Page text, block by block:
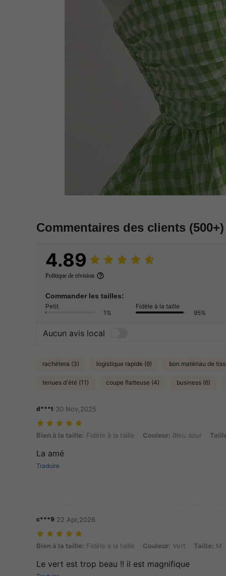
Commentaires des clients (500+)
4.89
Politique de révision
Commander les tailles:
Petit
1%
Fidèle à la taille
95%
Aucun avis local
rachètera (3) logistique rapide (9) bon matériau de
tenues d'été (11) coupe flatteuse (4) business (6)
d***t 30 Nov,2025
Bien à la taille: Fidèle à la taille, Couleur: Bleu azur, Taille: S
Bien à la taille: Fidèle à la taille Couleur: Bleu azur
La amé
Traduire
c***9 22 Apr,2026
Bien à la taille: Fidèle à la taille, Couleur: Vert, Taille: M
Bien à la taille: Fidèle à la taille Couleur: Vert Taille: M
Le vert est trop beau !! il est magnifique